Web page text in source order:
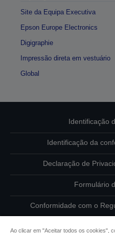
Site da Equipa Executiva
Epson Europe Electronics
Digigraphie
Impressão direta em vestuário
Global
Identificação
Identificação da
Declaração de
Formulário
Conformidade com o
Ao clicar em "Aceitar todos os cookies",